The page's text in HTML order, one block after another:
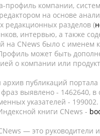
профиль компании,
на основе
редакционных разделов (
интервью, а также
на CNews было с именем
может быть
о компании или
публикаций
выявлено - 1462640, в
указателей - 199002.
книги CNews -
— это руководители